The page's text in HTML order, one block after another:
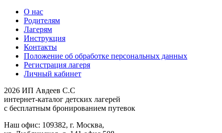
О нас
Родителям
Лагерям
Инструкция
Контакты
Положение об обработке персональных данных
Регистрация лагеря
Личный кабинет
2026 ИП Авдеев С.С
интернет-каталог детских лагерей
с бесплатным бронированием путевок
Наш офис: 109382, г. Москва,